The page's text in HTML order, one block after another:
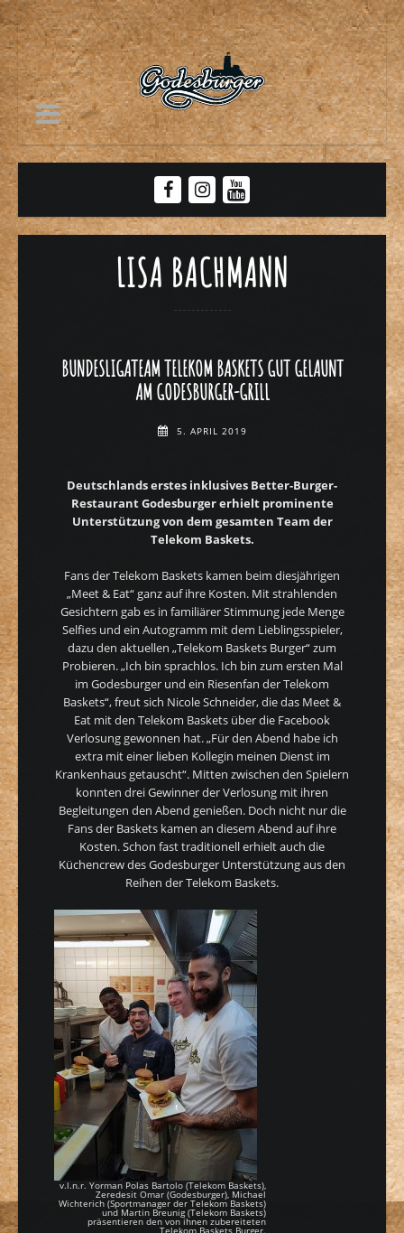
LISA BACHMANN
BUNDESLIGATEAM TELEKOM BASKETS GUT GELAUNT
AM GODESBURGER-GRILL
5. APRIL 2019
Deutschlands erstes inklusives Better-Burger-
Restaurant Godesburger erhielt prominente
Unterstützung von dem gesamten Team der
Telekom Baskets.
Fans der Telekom Baskets kamen beim diesjährigen
„Meet & Eat“ ganz auf ihre Kosten. Mit strahlenden
Gesichtern gab es in familiärer Stimmung jede Menge
Selfies und ein Autogramm mit dem Lieblingsspieler,
dazu den aktuellen „Telekom Baskets Burger“ zum
Probieren. „Ich bin sprachlos. Ich bin zum ersten Mal
im Godesburger und ein Riesenfan der Telekom
Baskets“, freut sich Nicole Schneider, die das Meet &
Eat mit den Telekom Baskets über die Facebook
Verlosung gewonnen hat. „Für den Abend habe ich
extra mit einer lieben Kollegin meinen Dienst im
Krankenhaus getauscht“. Mitten zwischen den Spielern
konnten drei Gewinner der Verlosung mit ihren
Begleitungen den Abend genießen. Doch nicht nur die
Fans der Baskets kamen an diesem Abend auf ihre
Kosten. Schon fast traditionell erhielt auch die
Küchencrew des Godesburger Unterstützung aus den
Reihen der Telekom Baskets.
v.l.n.r. Yorman Polas Bartolo (Telekom Baskets),
Zeredesit Omar (Godesburger), Michael
Wichterich (Sportmanager der Telekom Baskets)
und Martin Breunig (Telekom Baskets)
präsentieren den von ihnen zubereiteten
Telekom Baskets Burger.